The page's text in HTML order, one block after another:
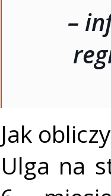
–
Jak
Ulga na